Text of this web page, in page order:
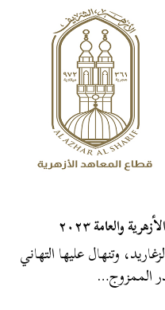
والعامة ٢٠٢٣
وتنهال عليها التهاني
الممزوج…